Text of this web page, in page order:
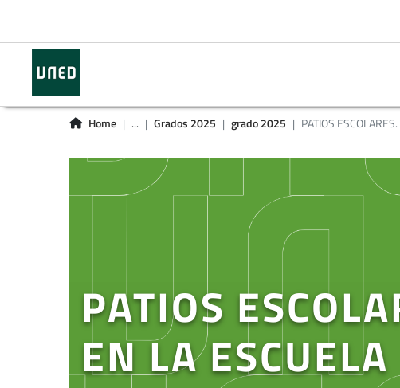
Home ... Grados 2025 grado 2025 PATIOS
PATIOS
EN LA ESCUELA